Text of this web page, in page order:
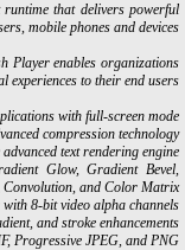
that delivers powerful
mobile phones and devices.
Player enables organizations
to their end users.
with full-screen mode.
compression technology.
text rendering engine.
Glow, Gradient Bevel,
and Color Matrix.
8-bit video alpha channels.
and stroke enhancements.
Progressive JPEG, and PNG.